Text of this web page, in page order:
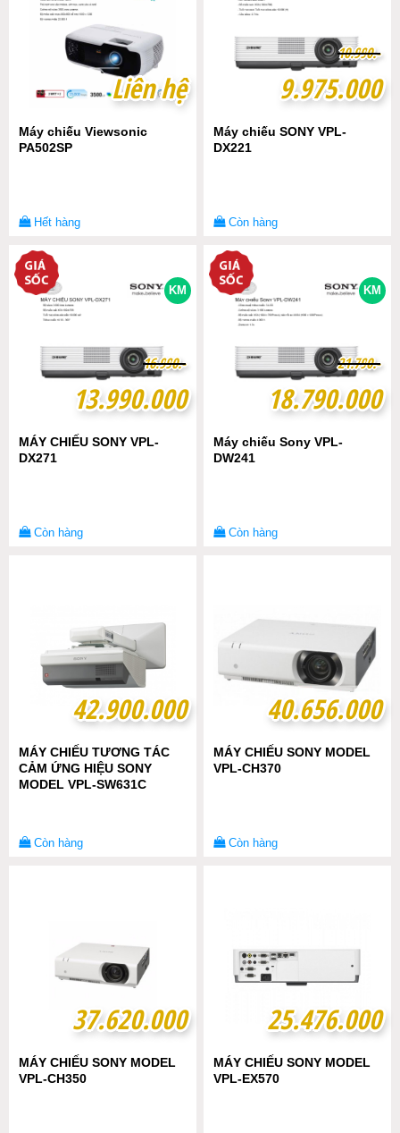
Liên hệ
Liên hệ
Máy chiếu Viewsonic
PA502SP
Hết hàng
9.975.000
9.975.000
10.990.-
10.990.-
Máy chiếu SONY VPL-
DX221
Còn hàng
KM
13.990.000
13.990.000
16.990.-
16.990.-
MÁY CHIẾU SONY VPL-
DX271
Còn hàng
KM
18.790.000
18.790.000
21.790.-
21.790.-
Máy chiếu Sony VPL-
DW241
Còn hàng
42.900.000
42.900.000
MÁY CHIẾU TƯƠNG TÁC
CẢM ỨNG HIỆU SONY
MODEL VPL-SW631C
Còn hàng
40.656.000
40.656.000
MÁY CHIẾU SONY MODEL
VPL-CH370
Còn hàng
37.620.000
37.620.000
MÁY CHIẾU SONY MODEL
VPL-CH350
25.476.000
25.476.000
MÁY CHIẾU SONY MODEL
VPL-EX570